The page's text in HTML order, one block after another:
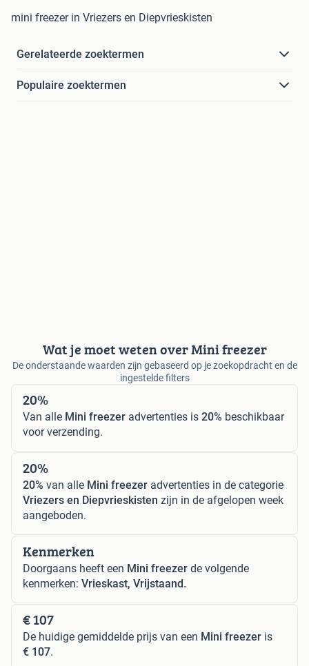
mini freezer in Vriezers en Diepvrieskisten
Gerelateerde zoektermen
Populaire zoektermen
Wat je moet weten over Mini freezer
De onderstaande waarden zijn gebaseerd op je zoekopdracht en de
ingestelde filters
20%
Van alle Mini freezer advertenties is 20% beschikbaar
voor verzending.
20%
20% van alle Mini freezer advertenties in de categorie
Vriezers en Diepvrieskisten zijn in de afgelopen week
aangeboden.
Kenmerken
Doorgaans heeft een Mini freezer de volgende
kenmerken: Vrieskast, Vrijstaand.
€ 107
De huidige gemiddelde prijs van een Mini freezer is
€ 107.